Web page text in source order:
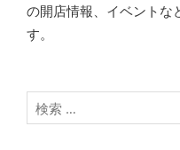
の開店情報、イベントな
す。